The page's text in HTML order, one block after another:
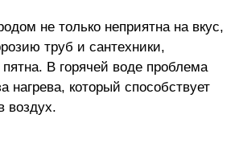
не только неприятна на вкус,
труб и сантехники,
В горячей воде проблема
нагрева, который способствует
воздух.